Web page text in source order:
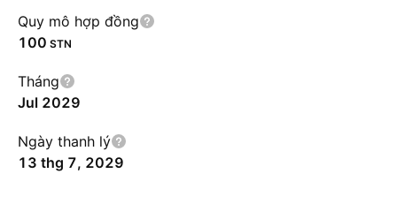
Quy mô hợp đồng
100 STN
Tháng
Jul 2029
Ngày thanh lý
13 thg 7, 2029